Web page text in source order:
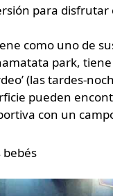
para disfrutar
como uno de
park,
(las tardes-
pueden
con un
bebés